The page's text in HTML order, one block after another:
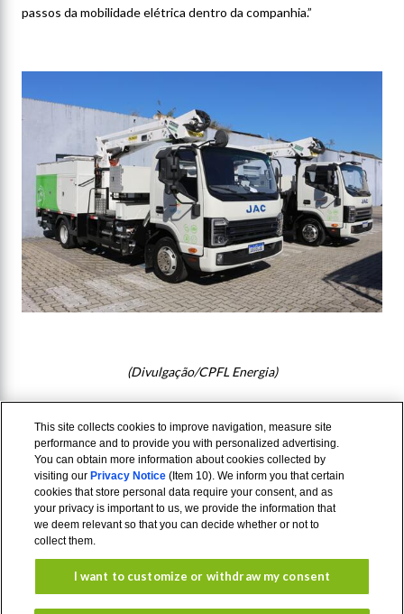
passos da mobilidade elétrica dentro da companhia.”
(Divulgação/CPFL Energia)
Privacidade
uso
This site collects cookies to improve navigation, measure site
performance and to provide you with personalized advertising.
You can obtain more information about cookies collected by
visiting our Privacy Notice(Item 10). We inform you that certain
cookies that store personal data require your consent, and as
your privacy is important to us, we provide the information that
we deem relevant so that you can decide whether or not to
collect them.
I want to customize or withdraw my consent